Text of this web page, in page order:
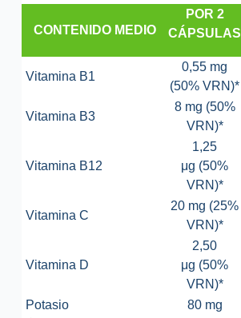
CONTENIDO MEDIO
POR 2
CÁPSULAS
Vitamina B1
0,55 mg
(50% VRN)*
Vitamina B3
8 mg (50%
VRN)*
Vitamina B12
1,25
μg (50%
VRN)*
Vitamina C
20 mg (25%
VRN)*
Vitamina D
2,50
μg (50%
VRN)*
Potasio
80 mg